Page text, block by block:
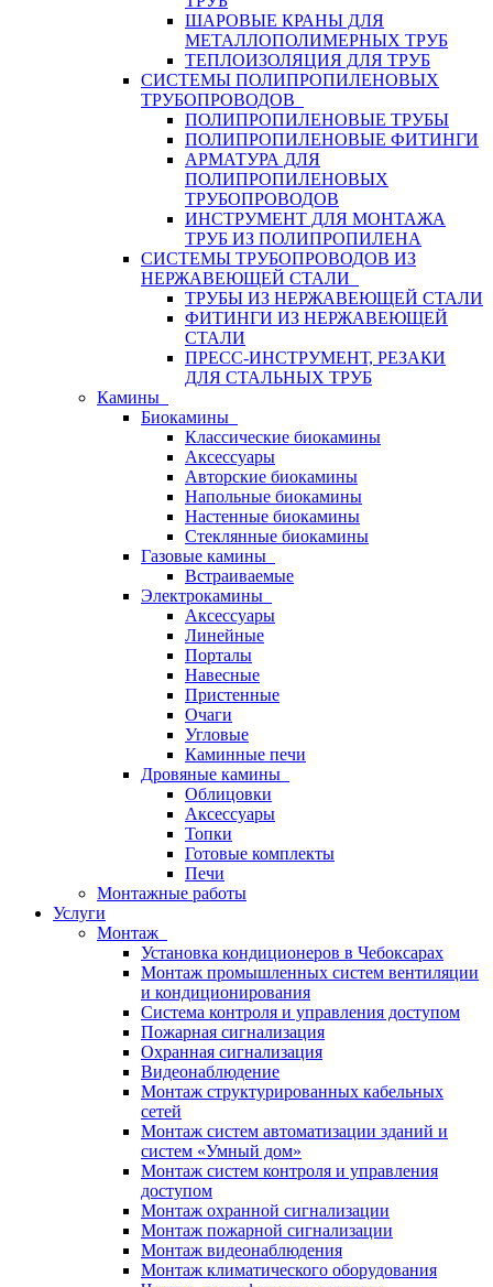
ШАРОВЫЕ КРАНЫ ДЛЯ
МЕТАЛЛОПОЛИМЕРНЫХ ТРУБ
ТЕПЛОИЗОЛЯЦИЯ ДЛЯ ТРУБ
СИСТЕМЫ ПОЛИПРОПИЛЕНОВЫХ
ТРУБОПРОВОДОВ
ПОЛИПРОПИЛЕНОВЫЕ ТРУБЫ
ПОЛИПРОПИЛЕНОВЫЕ ФИТИНГИ
АРМАТУРА ДЛЯ
ПОЛИПРОПИЛЕНОВЫХ
ТРУБОПРОВОДОВ
ИНСТРУМЕНТ ДЛЯ МОНТАЖА
ТРУБ ИЗ ПОЛИПРОПИЛЕНА
СИСТЕМЫ ТРУБОПРОВОДОВ ИЗ
НЕРЖАВЕЮЩЕЙ СТАЛИ
ТРУБЫ ИЗ НЕРЖАВЕЮЩЕЙ СТАЛИ
ФИТИНГИ ИЗ НЕРЖАВЕЮЩЕЙ
СТАЛИ
ПРЕСС-ИНСТРУМЕНТ, РЕЗАКИ
ДЛЯ СТАЛЬНЫХ ТРУБ
Камины
Биокамины
Классические биокамины
Аксессуары
Авторские биокамины
Напольные биокамины
Настенные биокамины
Стеклянные биокамины
Газовые камины
Встраиваемые
Электрокамины
Аксессуары
Линейные
Порталы
Навесные
Пристенные
Очаги
Угловые
Каминные печи
Дровяные камины
Облицовки
Аксессуары
Топки
Готовые комплекты
Печи
Монтажные работы
Услуги
Монтаж
Установка кондиционеров в Чебоксарах
Монтаж промышленных систем вентиляции
и кондиционирования
Система контроля и управления доступом
Пожарная сигнализация
Охранная сигнализация
Видеонаблюдение
Монтаж структурированных кабельных
сетей
Монтаж систем автоматизации зданий и
систем «Умный дом»
Монтаж систем контроля и управления
доступом
Монтаж охранной сигнализации
Монтаж пожарной сигнализации
Монтаж видеонаблюдения
Монтаж климатического оборудования